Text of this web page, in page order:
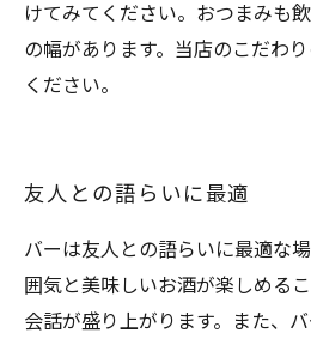
けてみてください。おつまみも
の幅があります。当店のこだわ
ください。
友人との語らいに最適
バーは友人との語らいに最適な
囲気と美味しいお酒が楽しめる
会話が盛り上がります。また、